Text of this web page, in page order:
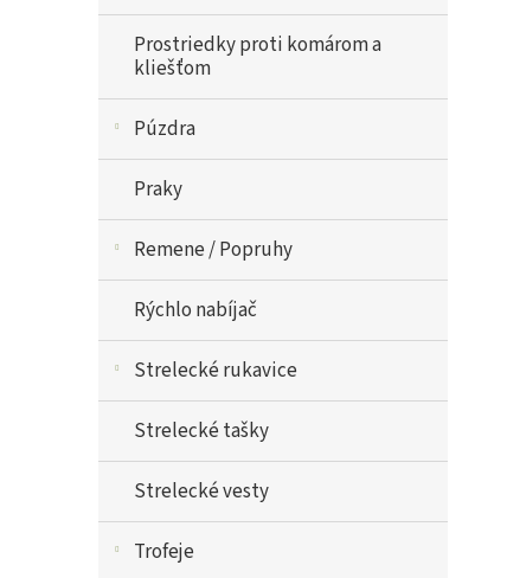
Prostriedky proti komárom a
kliešťom
Púzdra
Praky
Remene / Popruhy
Rýchlo nabíjač
Strelecké rukavice
Strelecké tašky
Strelecké vesty
Trofeje